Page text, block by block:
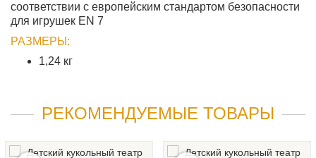
соответствии с европейским стандартом безопасности
для игрушек EN 7
РАЗМЕРЫ:
1,24 кг
РЕКОМЕНДУЕМЫЕ ТОВАРЫ